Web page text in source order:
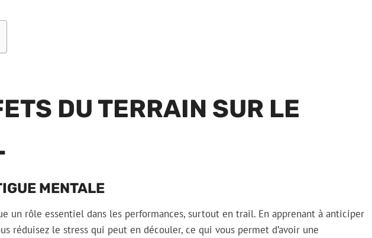
DU TERRAIN SUR LE
MENTALE
un rôle essentiel dans les performances, surtout en trail. En apprenant à anticiper
réduisez le stress qui peut en découler, ce qui vous permet d’avoir une